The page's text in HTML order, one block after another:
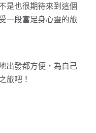
是也很期待來到這個
一段富足身心靈的旅
出發都方便，為自己
旅吧！